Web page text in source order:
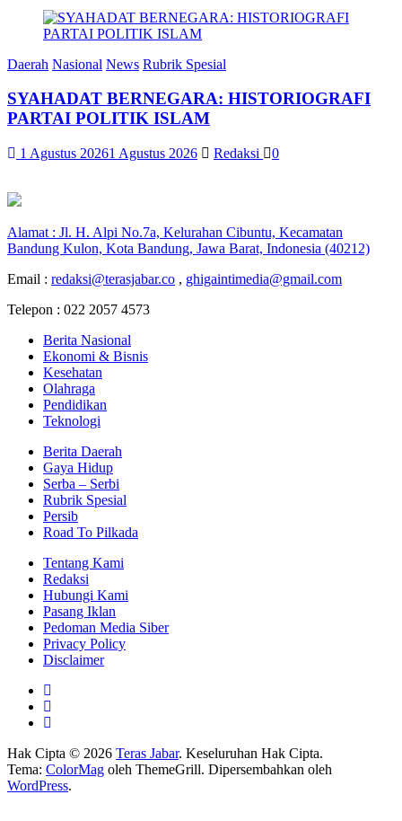
Daerah Nasional News Rubrik Spesial
SYAHADAT BERNEGARA: HISTORIOGRAFI
PARTAI POLITIK ISLAM
1 Agustus 20261 Agustus 2026 Redaksi 0
Alamat : Jl. H. Alpi No.7a, Kelurahan Cibuntu, Kecamatan
Bandung Kulon, Kota Bandung, Jawa Barat, Indonesia (40212)
Email : redaksi@terasjabar.co , ghigaintimedia@gmail.com
Telepon : 022 2057 4573
Berita Nasional
Ekonomi & Bisnis
Kesehatan
Olahraga
Pendidikan
Teknologi
Berita Daerah
Gaya Hidup
Serba – Serbi
Rubrik Spesial
Persib
Road To Pilkada
Tentang Kami
Redaksi
Hubungi Kami
Pasang Iklan
Pedoman Media Siber
Privacy Policy
Disclaimer
Hak Cipta © 2026 Teras Jabar. Keseluruhan Hak Cipta.
Tema: ColorMag oleh ThemeGrill. Dipersembahkan oleh
WordPress.